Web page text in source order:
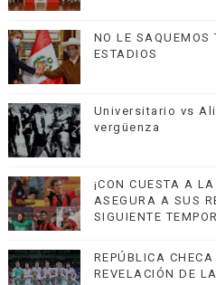
NO LE SAQUEMOS
ESTADIOS
Universitario vs
vergüenza
¡CON CUESTA A
ASEGURA A SUS
SIGUIENTE
REPÚBLICA
REVELACIÓN DE